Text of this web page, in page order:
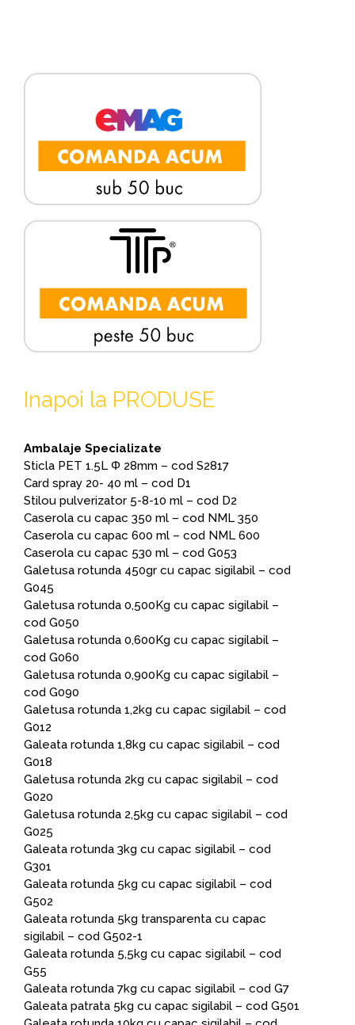
Inapoi la PRODUSE
Ambalaje Specializate
Sticla PET 1.5L Φ 28mm – cod S2817
Card spray 20- 40 ml – cod D1
Stilou pulverizator 5-8-10 ml – cod D2
Caserola cu capac 350 ml – cod NML 350
Caserola cu capac 600 ml – cod NML 600
Caserola cu capac 530 ml – cod G053
Galetusa rotunda 450gr cu capac sigilabil – cod
G045
Galetusa rotunda 0,500Kg cu capac sigilabil –
cod G050
Galetusa rotunda 0,600Kg cu capac sigilabil –
cod G060
Galetusa rotunda 0,900Kg cu capac sigilabil –
cod G090
Galetusa rotunda 1,2kg cu capac sigilabil – cod
G012
Galeata rotunda 1,8kg cu capac sigilabil – cod
G018
Galetusa rotunda 2kg cu capac sigilabil – cod
G020
Galetusa rotunda 2,5kg cu capac sigilabil – cod
G025
Galeata rotunda 3kg cu capac sigilabil – cod
G301
Galeata rotunda 5kg cu capac sigilabil – cod
G502
Galeata rotunda 5kg transparenta cu capac
sigilabil – cod G502-1
Galeata rotunda 5,5kg cu capac sigilabil – cod
G55
Galeata rotunda 7kg cu capac sigilabil – cod G7
Galeata patrata 5kg cu capac sigilabil – cod G501